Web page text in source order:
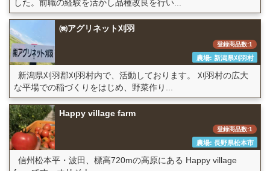
した。前職の経験を活かし品種改良を行い...
㈱アグリネット刈羽
登録商品数:1
農場: 新潟県刈羽村
新潟県刈羽郡刈羽村内で、活動しております。 刈羽村の広大
な平場での稲づくりをはじめ、野菜作り...
Happy village farm
登録商品数:1
農場: 長野県松本市
信州松本平・波田、標高720mの高原にある Happy village